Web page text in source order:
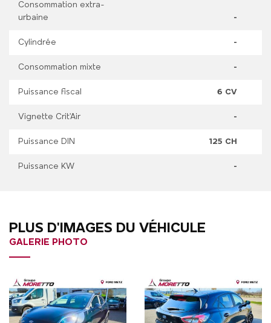
Consommation extra-
urbaine
-
Cylindrée -
Consommation mixte -
Puissance fiscal 6 CV
Vignette Crit'Air -
Puissance DIN 125 CH
Puissance KW -
PLUS D'IMAGES DU VÉHICULE
GALERIE PHOTO